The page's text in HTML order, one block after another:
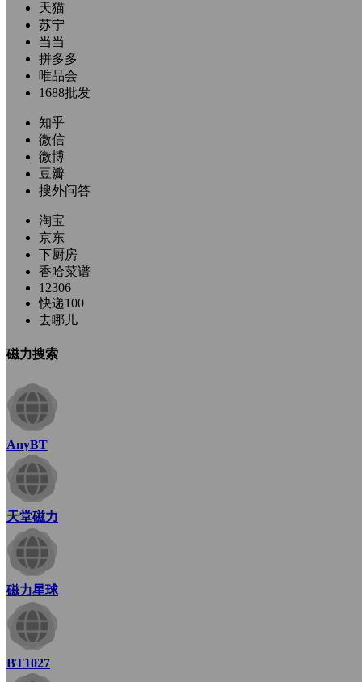
天猫
苏宁
当当
拼多多
唯品会
1688批发
知乎
微信
微博
豆瓣
搜外问答
淘宝
京东
下厨房
香哈菜谱
12306
快递100
去哪儿
磁力搜索
AnyBT
天堂磁力
磁力星球
BT1027